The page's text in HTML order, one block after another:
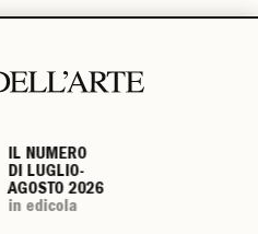
IL NUMERO
DI LUGLIO-
AGOSTO 2026
in edicola
IL NUMERO
DI LUGLIO-
AGOSTO 2026
in edicola
IL NUMERO
DI LUGLIO-
AGOSTO 2026
in edicola
IL NUMERO
DI LUGLIO-
AGOSTO 2026
in edicola